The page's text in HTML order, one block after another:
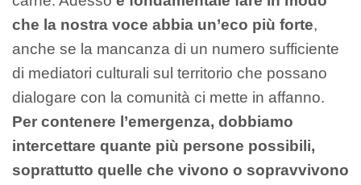
che la nostra voce abbia un’eco più forte,
anche se la mancanza di un numero sufficiente
di mediatori culturali sul territorio che possano
dialogare con la comunità ci mette in affanno.
Per contenere l’emergenza, dobbiamo
intercettare quante più persone possibili,
soprattutto quelle che vivono o sopravvivono